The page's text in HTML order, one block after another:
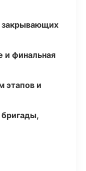
закрывающих
и финальная
этапов и